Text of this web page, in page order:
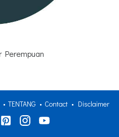
TENTANG Contact Disclaimer